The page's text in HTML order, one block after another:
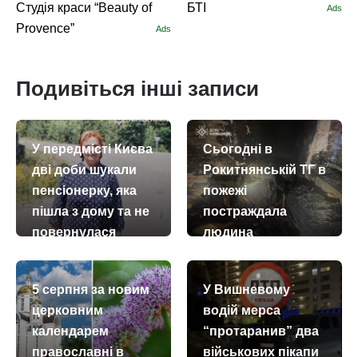
Студія краси “Beauty of
Provence”
Ads
БТІ Ads
Подивіться інші записи
У передмісті Києва
дві доби шукали
пенсіонерку, яка
пішла з дому та не
повернулася
Сьогодні в
Рокитнянській ТГ в
пожежі
постраждала
людина
5 серпня за новим
церковним
календарем
православні в
У Вишневому
водій мерса
“протаранив” два
військових пікапи